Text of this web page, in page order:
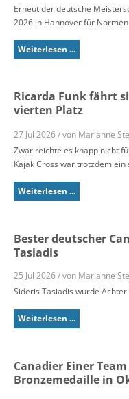
Erneut der deutsche
2026 in Hannover für
Weiterlesen ...
Ricarda Funk fährt
vierten Platz
27 Jul 2026 / von Marianne
Zwar reichte es knapp nicht
Kajak Cross war trotzdem ein
Weiterlesen ...
Bester deutscher
Tasiadis
25 Jul 2026 / von Marianne
Sideris Tasiadis wurde
Weiterlesen ...
Canadier Einer
Bronzemedaille in